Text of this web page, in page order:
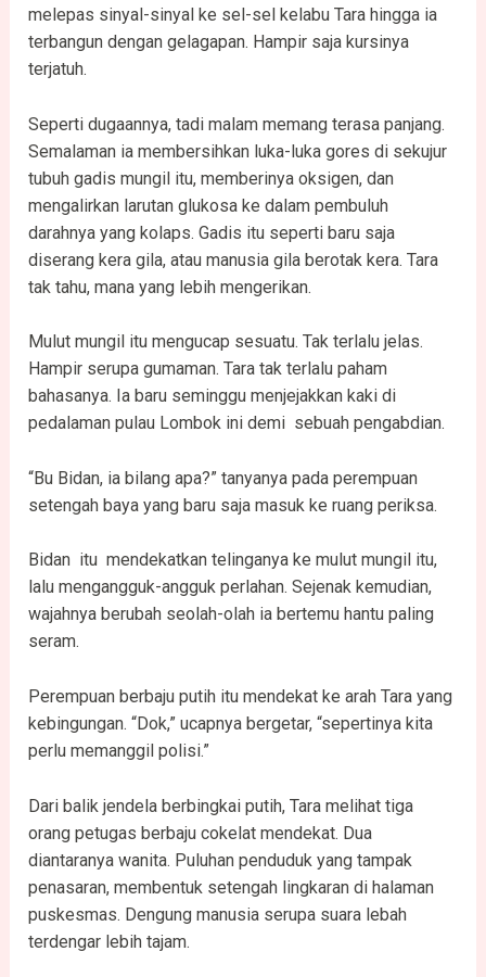
melepas sinyal-sinyal ke sel-sel kelabu Tara hingga ia
terbangun dengan gelagapan. Hampir saja kursinya
terjatuh.
Seperti dugaannya, tadi malam memang terasa panjang.
Semalaman ia membersihkan luka-luka gores di sekujur
tubuh gadis mungil itu, memberinya oksigen, dan
mengalirkan larutan glukosa ke dalam pembuluh
darahnya yang kolaps. Gadis itu seperti baru saja
diserang kera gila, atau manusia gila berotak kera. Tara
tak tahu, mana yang lebih mengerikan.
Mulut mungil itu mengucap sesuatu. Tak terlalu jelas.
Hampir serupa gumaman. Tara tak terlalu paham
bahasanya. Ia baru seminggu menjejakkan kaki di
pedalaman pulau Lombok ini demi sebuah pengabdian.
“Bu Bidan, ia bilang apa?” tanyanya pada perempuan
setengah baya yang baru saja masuk ke ruang periksa.
Bidan itu mendekatkan telinganya ke mulut mungil itu,
lalu mengangguk-angguk perlahan. Sejenak kemudian,
wajahnya berubah seolah-olah ia bertemu hantu paling
seram.
Perempuan berbaju putih itu mendekat ke arah Tara yang
kebingungan. “Dok,” ucapnya bergetar, “sepertinya kita
perlu memanggil polisi.”
Dari balik jendela berbingkai putih, Tara melihat tiga
orang petugas berbaju cokelat mendekat. Dua
diantaranya wanita. Puluhan penduduk yang tampak
penasaran, membentuk setengah lingkaran di halaman
puskesmas. Dengung manusia serupa suara lebah
terdengar lebih tajam.